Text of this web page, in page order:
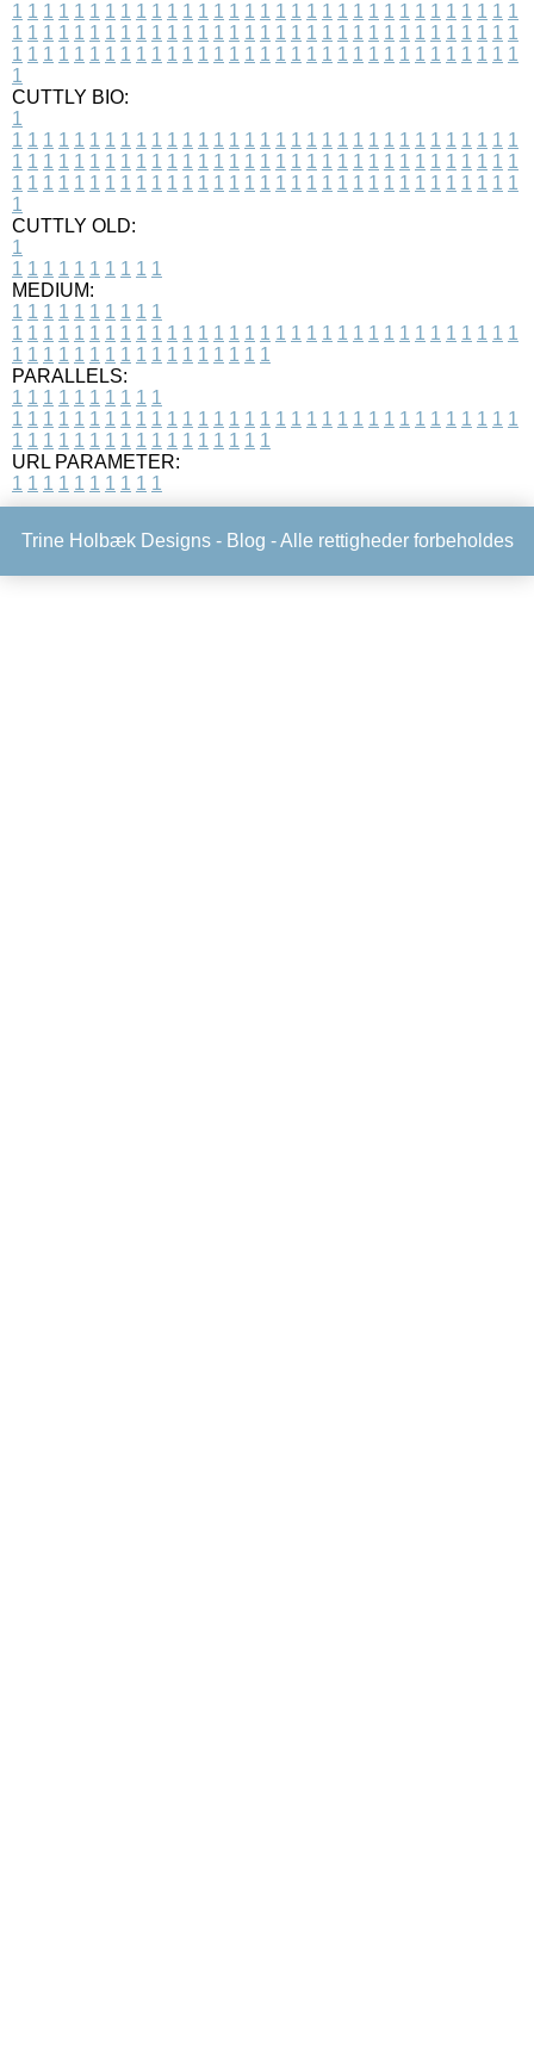
1 1 1 1 1 1 1 1 1 1 1 1 1 1 1 1 1 1 1 1 1 1 1 1 1 1 1 1 1 1 1 1 1
1 1 1 1 1 1 1 1 1 1 1 1 1 1 1 1 1 1 1 1 1 1 1 1 1 1 1 1 1 1 1 1 1
1 1 1 1 1 1 1 1 1 1 1 1 1 1 1 1 1 1 1 1 1 1 1 1 1 1 1 1 1 1 1 1 1
1
CUTTLY BIO:
1
1 1 1 1 1 1 1 1 1 1 1 1 1 1 1 1 1 1 1 1 1 1 1 1 1 1 1 1 1 1 1 1 1
1 1 1 1 1 1 1 1 1 1 1 1 1 1 1 1 1 1 1 1 1 1 1 1 1 1 1 1 1 1 1 1 1
1 1 1 1 1 1 1 1 1 1 1 1 1 1 1 1 1 1 1 1 1 1 1 1 1 1 1 1 1 1 1 1 1
1
CUTTLY OLD:
1
1 1 1 1 1 1 1 1 1 1
MEDIUM:
1 1 1 1 1 1 1 1 1 1
1 1 1 1 1 1 1 1 1 1 1 1 1 1 1 1 1 1 1 1 1 1 1 1 1 1 1 1 1 1 1 1 1
1 1 1 1 1 1 1 1 1 1 1 1 1 1 1 1 1
PARALLELS:
1 1 1 1 1 1 1 1 1 1
1 1 1 1 1 1 1 1 1 1 1 1 1 1 1 1 1 1 1 1 1 1 1 1 1 1 1 1 1 1 1 1 1
1 1 1 1 1 1 1 1 1 1 1 1 1 1 1 1 1
URL PARAMETER:
1 1 1 1 1 1 1 1 1 1
Trine Holbæk Designs - Blog - Alle rettigheder forbeholdes